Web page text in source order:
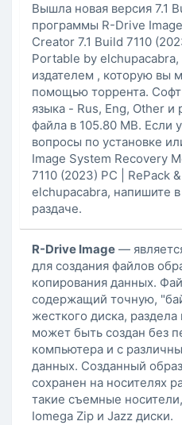
Вышла новая версия 7.1
программы R-Drive
Creator 7.1 Build 7110
Portable by
издателем , которую вы
помощью торрента.
языка - Rus, Eng, Other и
файла в 105.80 MB. Если
вопросы по установке
Image System Recovery
7110 (2023) PC | RePack
elchupacabra, напишите
раздаче.
R-Drive Image —
для создания файлов
копирования данных.
содержащий точную,
жесткого диска,
может быть создан без
компьютера и с
данных. Созданный
сохранен на носителях
такие съемные
Iomega Zip и Jazz диски.